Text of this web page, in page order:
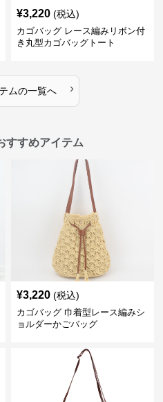
¥3,220 (税込)
カゴバッグ レース編みリボン付
き丸型カゴバッグトート
ムの一覧へ ›
すすめアイテム
¥3,220 (税込)
カゴバッグ 巾着型レース編みシ
ョルダーかごバッグ